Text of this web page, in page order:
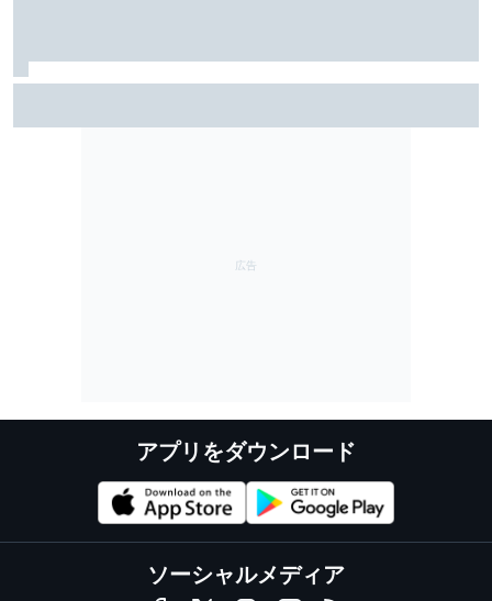
「今までと違うメンタルで臨めている」
アプリをダウンロード
ソーシャルメディア